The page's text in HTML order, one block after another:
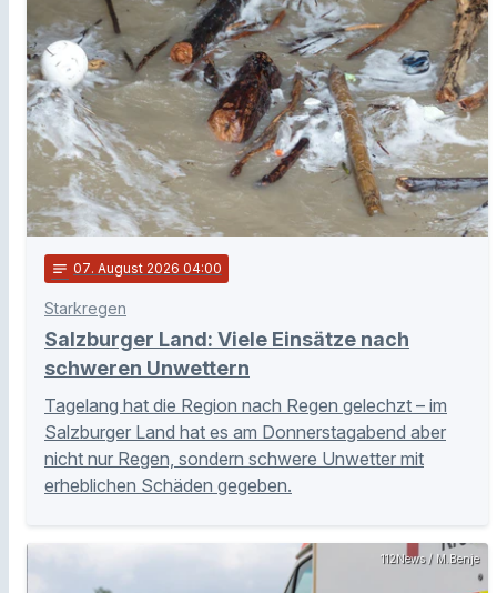
notes 07. August 2026 04:00
Starkregen
Salzburger Land: Viele Einsätze nach
schweren Unwettern
Tagelang hat die Region nach Regen gelechzt – im
Salzburger Land hat es am Donnerstagabend aber
nicht nur Regen, sondern schwere Unwetter mit
erheblichen Schäden gegeben.
112News / M.Benje